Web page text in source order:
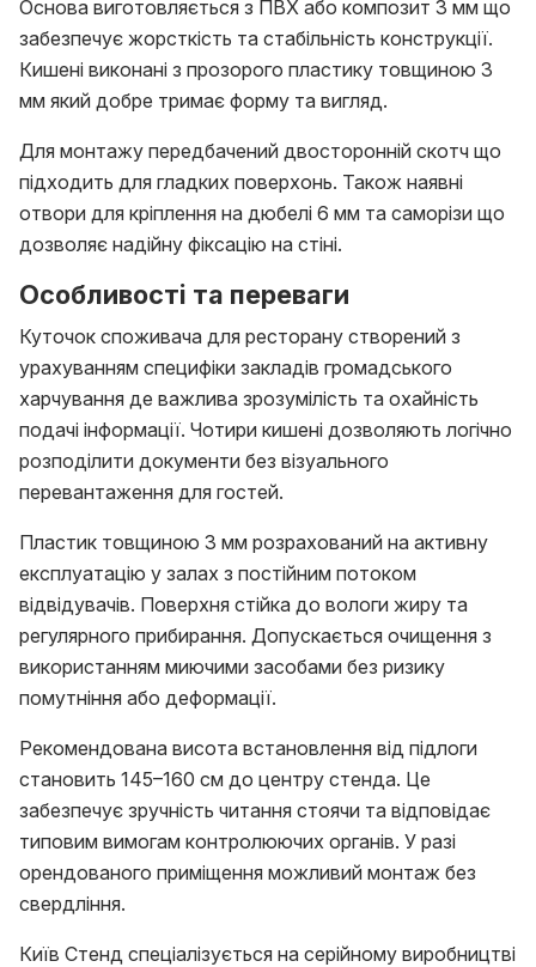
Основа виготовляється з ПВХ або композит 3 мм що
забезпечує жорсткість та стабільність конструкції.
Кишені виконані з прозорого пластику товщиною 3
мм який добре тримає форму та вигляд.
Для монтажу передбачений двосторонній скотч що
підходить для гладких поверхонь. Також наявні
отвори для кріплення на дюбелі 6 мм та саморізи що
дозволяє надійну фіксацію на стіні.
Особливості та переваги
Куточок споживача для ресторану створений з
урахуванням специфіки закладів громадського
харчування де важлива зрозумілість та охайність
подачі інформації. Чотири кишені дозволяють логічно
розподілити документи без візуального
перевантаження для гостей.
Пластик товщиною 3 мм розрахований на активну
експлуатацію у залах з постійним потоком
відвідувачів. Поверхня стійка до вологи жиру та
регулярного прибирання. Допускається очищення з
використанням миючими засобами без ризику
помутніння або деформації.
Рекомендована висота встановлення від підлоги
становить 145–160 см до центру стенда. Це
забезпечує зручність читання стоячи та відповідає
типовим вимогам контролюючих органів. У разі
орендованого приміщення можливий монтаж без
свердління.
Київ Стенд спеціалізується на серійному виробництві